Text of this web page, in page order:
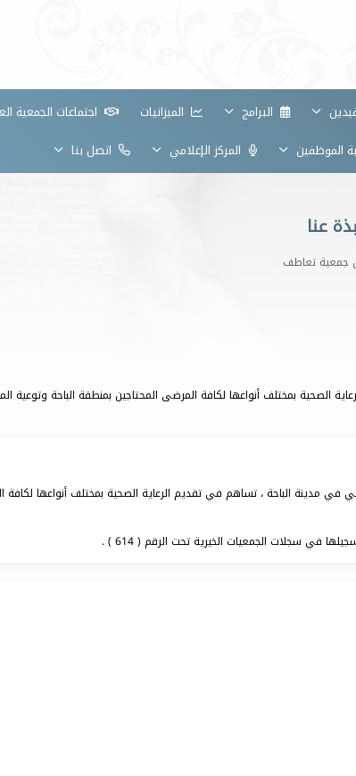
البرامج الميزانيات اجتماعات الجمعية
الموظفين المركز الإعلامي اتصل بنا
عنا
جمعية تعاطف
بمختلف أنواعها لكافة المرضى المحتاجين بمنطقة الباحة وتوعية
مدينة الباحة ، تساهم في تقديم الرعاية الصحية بمختلف أنواعها لكافة